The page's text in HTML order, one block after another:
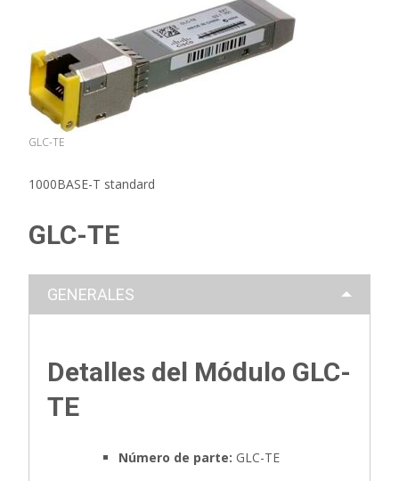
GLC-TE
1000BASE-T standard
GLC-TE
GENERALES
Detalles del Módulo GLC-
TE
Número de parte: GLC-TE